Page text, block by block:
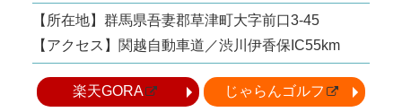
【所在地】群馬県吾妻郡草津町大字前口3-45
【アクセス】関越自動車道／渋川伊香保IC55km
楽天GORA じゃらんゴルフ